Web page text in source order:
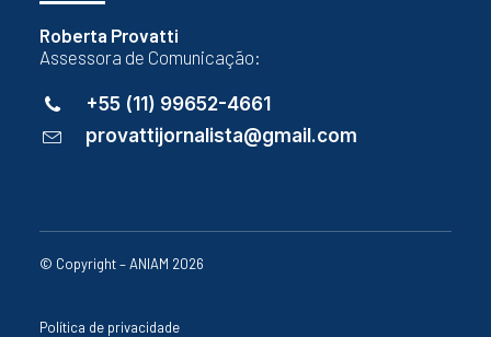
Roberta Provatti
Assessora de Comunicação:
+55 (11) 99652-4661
provattijornalista@gmail.com
© Copyright – ANIAM 2026
Política de privacidade